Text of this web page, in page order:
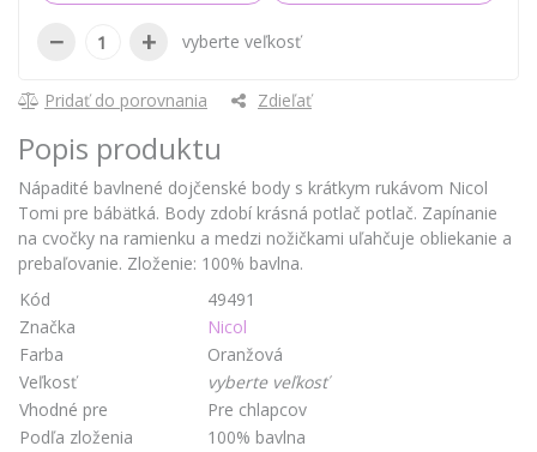
− + vyberte veľkosť
Pridať do porovnania Zdieľať
Popis produktu
Nápadité bavlnené dojčenské body s krátkym rukávom Nicol
Tomi pre bábätká. Body zdobí krásná potlač potlač. Zapínanie
na cvočky na ramienku a medzi nožičkami uľahčuje obliekanie a
prebaľovanie. Zloženie: 100% bavlna.
Kód
49491
Značka
Nicol
Farba
Oranžová
Veľkosť
vyberte veľkosť
Vhodné pre
Pre chlapcov
Podľa zloženia
100% bavlna